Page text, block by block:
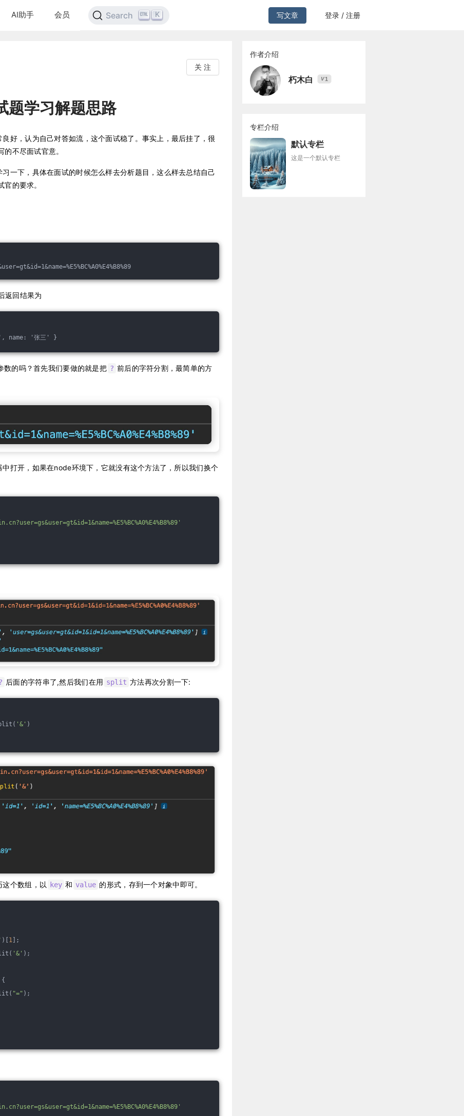
AI助手 会员 Search K 写文章 登录 / 注册
关 注
题学习解题思路
好，认为自己对答如流，这个面试稳了。事实上，最后挂了，很
不尽面试官意。
一下，具体在面试的时候怎么样去分析题目，这么样去总结自己
的要求。
返回结果为
', name: '张三' }
数的吗？首先我们要做的就是把 ? 前后的字符分割，最简单的方
打开，如果在node环境下，它就没有这个方法了，所以我们换个
后面的字符串了,然后我们在用 split 方法再次分割一下:
'&' )
这个数组，以 key 和 value 的形式，存到一个对象中即可。
)[ 1 ];
'&' );
{
"=" );
作者介绍
朽木白 V1
专栏介绍
默认专栏
这是一个默认专栏